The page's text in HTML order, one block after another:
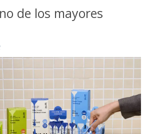
de los mayores